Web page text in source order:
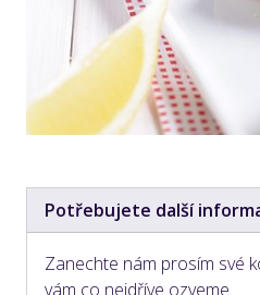
Potřebujete další
Zanechte nám prosím své
vám co nejdříve ozveme.